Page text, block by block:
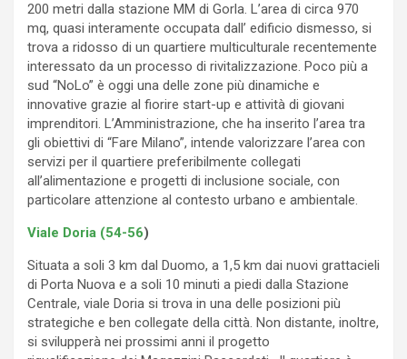
200 metri dalla stazione MM di Gorla. L’area di circa 970
mq, quasi interamente occupata dall’ edificio dismesso, si
trova a ridosso di un quartiere multiculturale recentemente
interessato da un processo di rivitalizzazione. Poco più a
sud “NoLo” è oggi una delle zone più dinamiche e
innovative grazie al fiorire start-up e attività di giovani
imprenditori. L’Amministrazione, che ha inserito l’area tra
gli obiettivi di “Fare Milano”, intende valorizzare l’area con
servizi per il quartiere preferibilmente collegati
all’alimentazione e progetti di inclusione sociale, con
particolare attenzione al contesto urbano e ambientale.
Viale Doria (54-56)
Situata a soli 3 km dal Duomo, a 1,5 km dai nuovi grattacieli
di Porta Nuova e a soli 10 minuti a piedi dalla Stazione
Centrale, viale Doria si trova in una delle posizioni più
strategiche e ben collegate della città. Non distante, inoltre,
si svilupperà nei prossimi anni il progetto